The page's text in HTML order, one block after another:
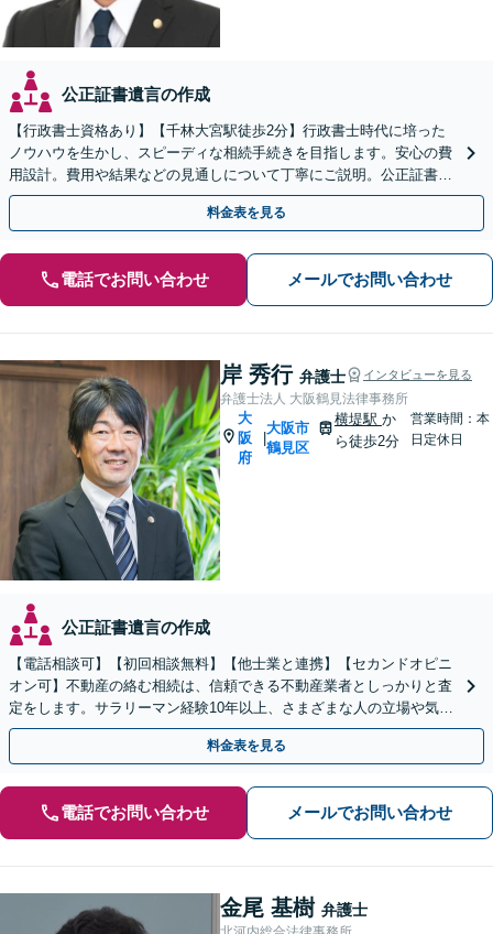
公正証書遺言の作成
【行政書士資格あり】【千林大宮駅徒歩2分】行政書士時代に培った
ノウハウを生かし、スピーディな相続手続きを目指します。安心の費
用設計。費用や結果などの見通しについて丁寧にご説明。公正証書遺
言や遺言執行人にも対応。【初回相談無料】【当日相談可】
料金表を見る
電話でお問い合わせ メールでお問い合わせ
岸 秀行 弁護士 インタビューを見る
弁護士法人 大阪鶴見法律事務所
大
阪
府
大阪市
鶴見区
横堤駅 か
ら徒歩2分
営業時間：本
日定休日
公正証書遺言の作成
【電話相談可】【初回相談無料】【他士業と連携】【セカンドオピニ
オン可】不動産の絡む相続は、信頼できる不動産業者としっかりと査
定をします。サラリーマン経験10年以上、さまざまな人の立場や気持
ちが分かります。遺産分割や相続放棄もお任せください。
料金表を見る
電話でお問い合わせ メールでお問い合わせ
金尾 基樹 弁護士